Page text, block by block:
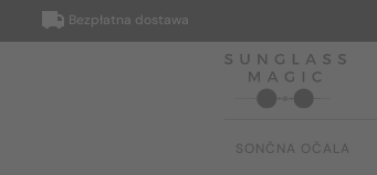
Bezpłatna dostawa
SONČNA OČALA